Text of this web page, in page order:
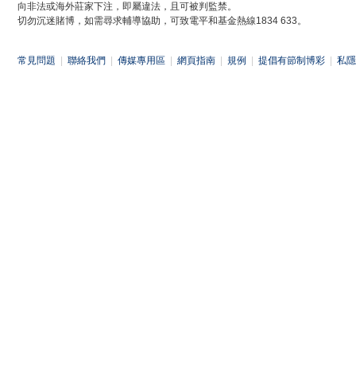
向非法或海外莊家下注，即屬違法，且可被判監禁。
切勿沉迷賭博，如需尋求輔導協助，可致電平和基金熱線1834 633。
常見問題 聯絡我們 傳媒專用區 網頁指南 規例 提倡有節制博彩 私